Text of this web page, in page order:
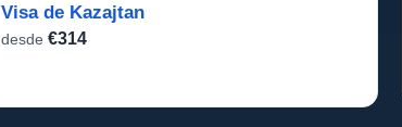
Visa de Kazajtan
desde€314